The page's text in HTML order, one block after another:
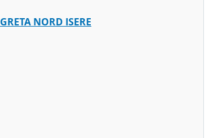
GRETA NORD ISERE